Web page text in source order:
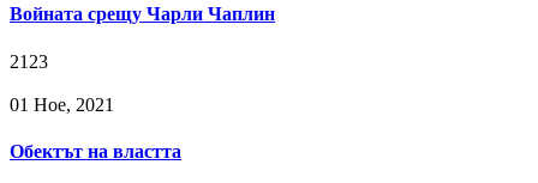
Войната срещу Чарли Чаплин
2123
01 Ное, 2021
Обектът на властта